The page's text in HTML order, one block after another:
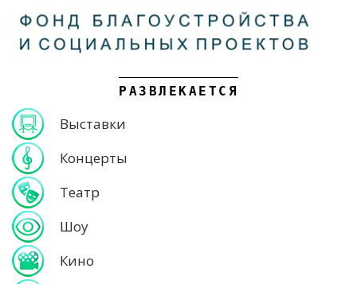
РАЗВЛЕКАЕТСЯ
Выставки
Концерты
Театр
Шоу
Кино